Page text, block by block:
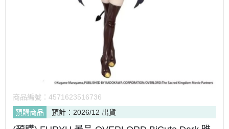
商品編號： 4571623516736
預購商品
預計：2026/12 出貨